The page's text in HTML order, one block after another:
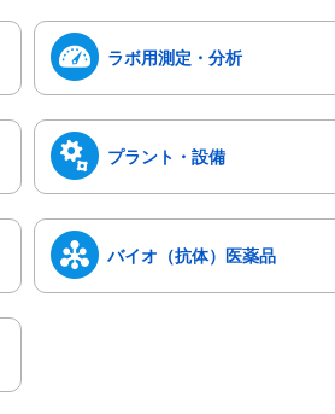
ラボ用測定・分析
プラント・設備
バイオ（抗体）医薬品